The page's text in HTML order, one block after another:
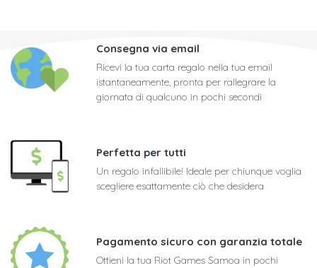
Consegna via email
Ricevi la tua carta regalo nella tua email
istantaneamente, pronta per rallegrare la
giornata di qualcuno in pochi secondi
Perfetta per tutti
Un regalo infallibile! Ideale per chiunque voglia
scegliere esattamente ciò che desidera
Pagamento sicuro con garanzia totale
Ottieni la tua Riot Games Samoa in pochi